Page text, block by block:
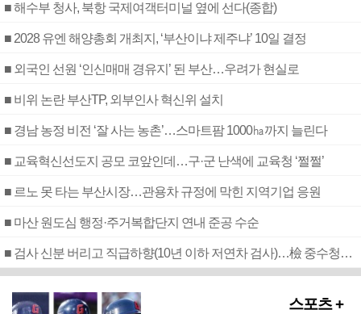
■ 해수부 청사, 북항 국제여객터미널 옆에 선다(종합)
■ 2028 유엔 해양총회 개최지, ‘부산이냐 제주냐’ 10일 결정
■ 외국인 선원 ‘인신매매 경유지’ 된 부산…우려가 현실로
■ 비위 논란 부산TP, 외부인사 혁신위 설치
■ 경남 농정 비전 ‘잘 사는 농촌’…스마트팜 1000㏊까지 늘린다
■ 교육혁신선도지 공모 코앞인데…구·군 난색에 교육청 ‘쩔쩔’
■ 르노 못 타는 부산시장…관용차 규정에 막힌 지역기업 응원
■ 마산 원도심 행정·주거복합단지 연내 준공 수순
■ 검사 신분 버리고 직급하향(10년 이하 저연차 검사)…檢 중수청행 기피
스포츠 +